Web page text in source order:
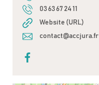
03 63 67 24 11
Website (URL)
contact@accjura.fr